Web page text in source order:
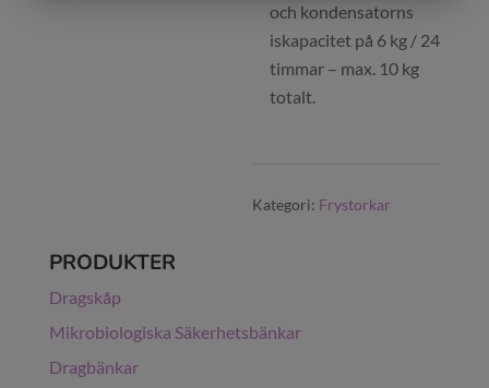
och kondensatorns
iskapacitet på 6 kg / 24
timmar – max. 10 kg
totalt.
Kategori: Frystorkar
PRODUKTER
Dragskåp
Mikrobiologiska Säkerhetsbänkar
Dragbänkar